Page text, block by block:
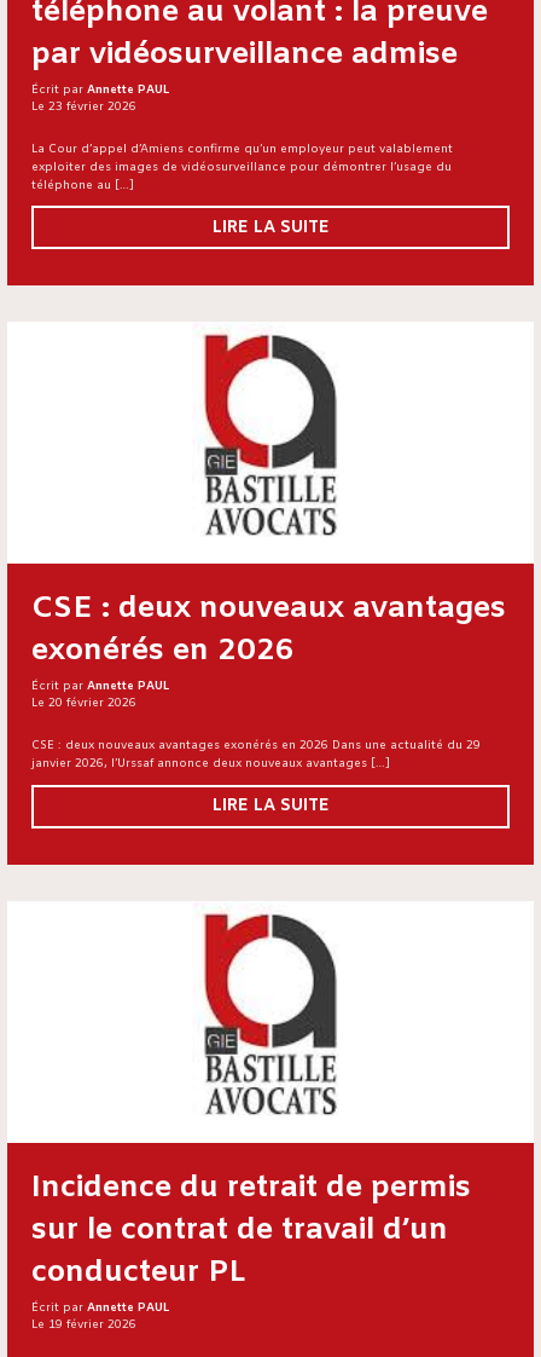
téléphone au volant : la preuve
par vidéosurveillance admise
Écrit par Annette PAUL
Le 23 février 2026
La Cour d’appel d’Amiens confirme qu’un employeur peut valablement
exploiter des images de vidéosurveillance pour démontrer l’usage du
téléphone au […]
LIRE LA SUITE
CSE : deux nouveaux avantages
exonérés en 2026
Écrit par Annette PAUL
Le 20 février 2026
CSE : deux nouveaux avantages exonérés en 2026 Dans une actualité du 29
janvier 2026, l’Urssaf annonce deux nouveaux avantages […]
LIRE LA SUITE
Incidence du retrait de permis
sur le contrat de travail d’un
conducteur PL
Écrit par Annette PAUL
Le 19 février 2026